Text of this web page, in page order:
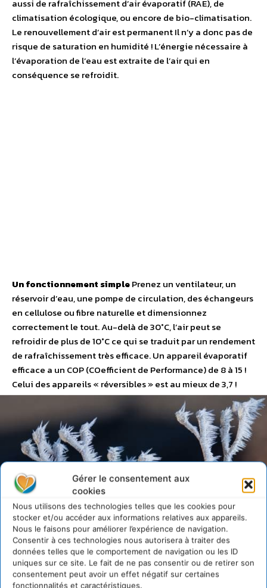
Gérer le consentement aux
cookies
Nous utilisons des technologies telles que les cookies pour
stocker et/ou accéder aux informations relatives aux appareils.
Nous le faisons pour améliorer l’expérience de navigation.
Consentir à ces technologies nous autorisera à traiter des
données telles que le comportement de navigation ou les ID
uniques sur ce site. Le fait de ne pas consentir ou de retirer son
consentement peut avoir un effet négatif sur certaines
fonctionnalités et caractéristiques.
aussi de rafraîchissement d’air évaporatif (RAE), de
climatisation écologique, ou encore de bio-climatisation.
Le renouvellement d’air est permanent Il n’y a donc pas de
risque de saturation en humidité ! L’énergie nécessaire à
l’évaporation de l’eau est extraite de l’air qui en
conséquence se refroidit.
Un fonctionnement simplePrenez un ventilateur, un
réservoir d’eau, une pompe de circulation, des échangeurs
en cellulose ou fibre naturelle et dimensionnez
correctement le tout. Au-delà de 30°C, l’air peut se
refroidir de plus de 10°C ce qui se traduit par un rendement
de rafraîchissement très efficace. Un appareil évaporatif
efficace a un COP (COefficient de Performance) de 8 à 15 !
Celui des appareils « réversibles » est au mieux de 3,7 !